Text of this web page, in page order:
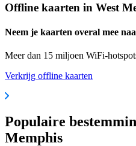
Offline kaarten in West
Neem je kaarten overal mee
Meer dan 15 miljoen WiFi-
Verkrijg offline kaarten
Populaire
Memphis